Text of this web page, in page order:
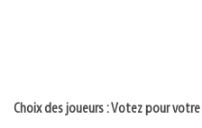
Choix des joueurs : Votez pour